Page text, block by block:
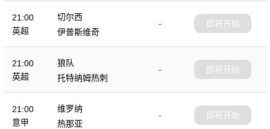
21:00
英超
切尔西
-
伊普斯维奇
即将开始
21:00
英超
狼队
-
托特纳姆热刺
即将开始
21:00
意甲
维罗纳
-
热那亚
即将开始